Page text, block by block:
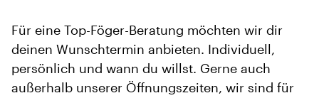
Für eine Top-Föger-Beratung möchten wir dir
deinen Wunschtermin anbieten. Individuell,
persönlich und wann du willst. Gerne auch
außerhalb unserer Öffnungszeiten, wir sind für